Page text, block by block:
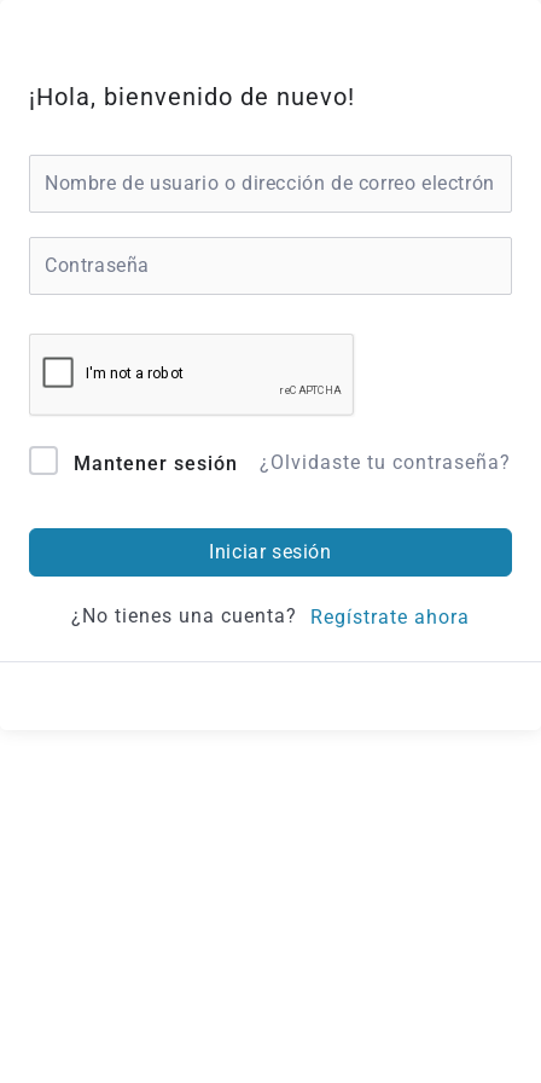
contenido
¡Hola, bienvenido de nuevo!
Mantener sesión ¿Olvidaste tu contraseña?
Iniciar sesión
¿No tienes una cuenta? Regístrate ahora